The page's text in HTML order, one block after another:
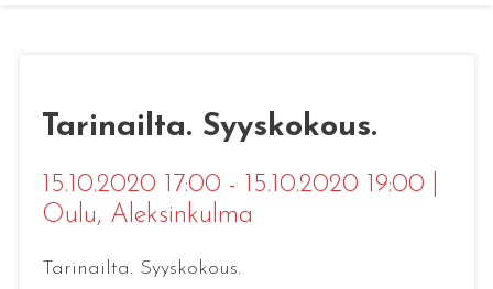
Tarinailta. Syyskokous.
15.10.2020 17:00 - 15.10.2020 19:00
Oulu, Aleksinkulma
Tarinailta. Syyskokous.